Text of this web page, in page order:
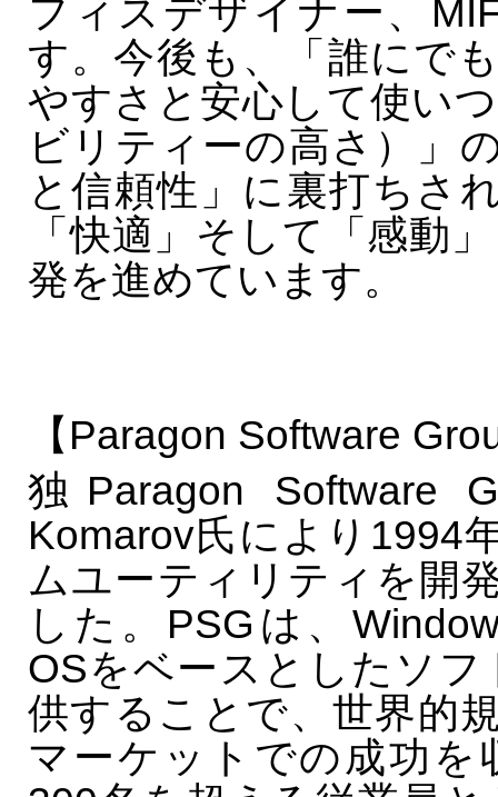
フィスデザイナー、
す。今後も、「誰にで
やすさと安心して使い
ビリティーの高さ）」
と信頼性」に裏打ちさ
「快適」そして「感動
発を進めています。
【Paragon Software
独Paragon Software
Komarov氏により1994
ムユーティリティを開
した。PSGは、
OSをベースとしたソ
供することで、世界的
マーケットでの成功を